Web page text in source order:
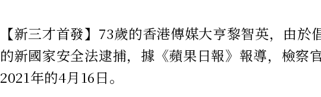
【新三才首發】73歲的香港傳媒大亨黎智英，由於
的新國家安全法逮捕，據《蘋果日報》報導，檢察
2021年的4月16日。